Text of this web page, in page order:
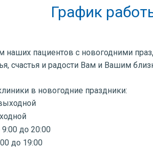
График
наших пациентов с новогодними
счастья и радости Вам и Вашим
в новогодние праздники:
9:00 до 20:00
до 19:00